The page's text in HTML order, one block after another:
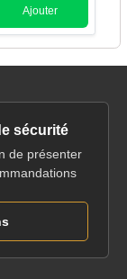
Quantité
Ajouter
sécurité
de présenter